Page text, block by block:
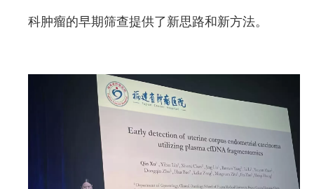
科肿瘤的早期筛查提供了新思路和新方法。